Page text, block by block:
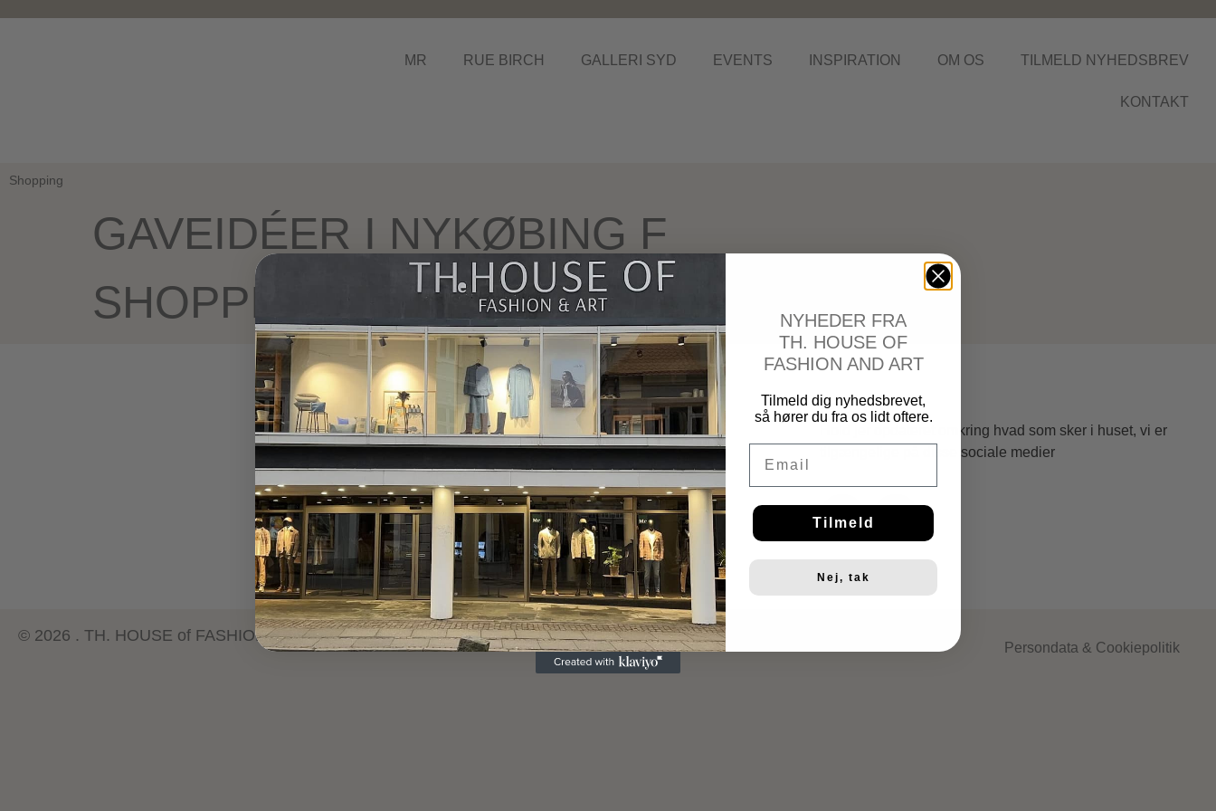
MR RUE BIRCH GALLERI SYD EVENTS INSPIRATION OM OS TILMELD NYHEDSBREV
KONTAKT
Shopping
GAVEIDÉER I NYKØBING F
SHOPPING I NYKØBING FALSTER
TH. HOUSE of FASHION & ART
Langgade 6-8
4800 Nykøbing F
CVR. 32161413
kontakt@th-houseof.dk
Tilmeld vores nyhedsbrev
FØLG OS
Hold jer opdateret omkring hvad som sker i huset, vi er
tilgængelige på disse sociale medier
© 2026 . TH. HOUSE of FASHION & ART
Persondata & Cookiepolitik
NYHEDER FRA
TH. HOUSE OF
FASHION AND ART
Tilmeld dig nyhedsbrevet,
så hører du fra os lidt oftere.
Tilmeld
Nej, tak